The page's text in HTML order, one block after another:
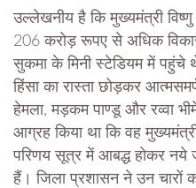
उल्लेखनीय है कि मुख्यमंत्री
206 करोड़ रूपए से अधिक
सुकमा के मिनी स्टेडियम में
हिंसा का रास्ता छोड़कर
हेमला, मड़कम पाण्डू और रव्वा
आग्रह किया था कि वह
परिणय सूत्र में आबद्ध होकर
हैं। जिला प्रशासन ने उन चारों